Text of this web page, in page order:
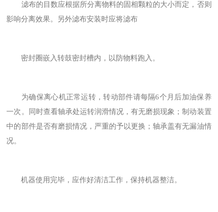
滤布的目数应根据所分离物料的固相颗粒的大小而定，否则
影响分离效果。另外滤布安装时应将滤布
密封圈嵌入转鼓密封槽内，以防物料跑入。
为确保离心机正常运转，转动部件请每隔6个月后加油保养
一次。同时查看轴承处运转润滑情况，有无磨损现象；制动装置
中的部件是否有磨损情况，严重的予以更换；轴承盖有无漏油情
况。
机器使用完毕，应作好清洁工作，保持机器整洁。